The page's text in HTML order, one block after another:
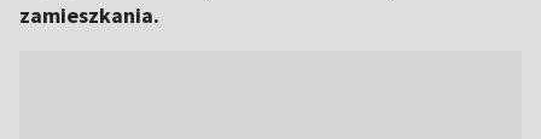
zamieszkania.